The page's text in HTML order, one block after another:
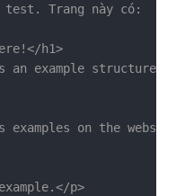
test. Trang này có:
h1>
an example structure to
examples on the
p>